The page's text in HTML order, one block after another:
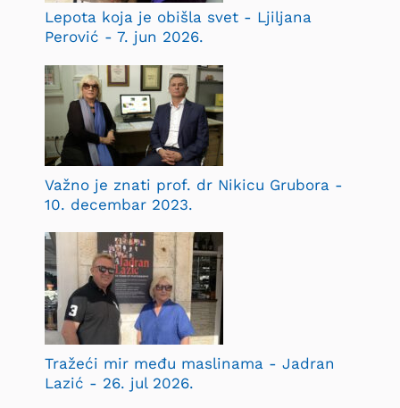
Lepota koja je obišla svet - Ljiljana
Perović - 7. jun 2026.
Važno je znati prof. dr Nikicu Grubora -
10. decembar 2023.
Tražeći mir među maslinama - Jadran
Lazić - 26. jul 2026.